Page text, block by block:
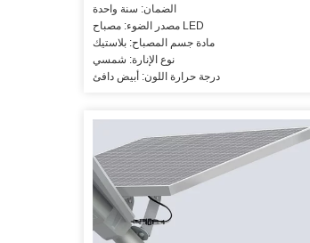
الضمان: سنة واحدة
مصدر الضوء: مصباح LED
مادة جسم المصباح: بلاستيك
نوع الإنارة: شمسي
درجة حرارة اللون: أبيض دافئ